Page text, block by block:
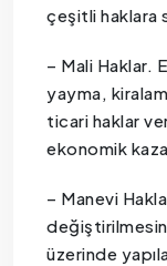
çeşitli haklara
– Mali Haklar.
yayma,
ticari haklar
ekonomik
– Manevi
üzerinde